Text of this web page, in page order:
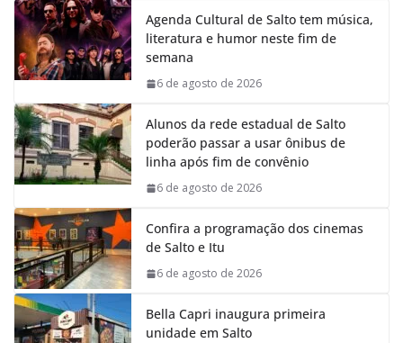
Agenda Cultural de Salto tem música,
literatura e humor neste fim de
semana
6 de agosto de 2026
Alunos da rede estadual de Salto
poderão passar a usar ônibus de
linha após fim de convênio
6 de agosto de 2026
Confira a programação dos cinemas
de Salto e Itu
6 de agosto de 2026
Bella Capri inaugura primeira
unidade em Salto